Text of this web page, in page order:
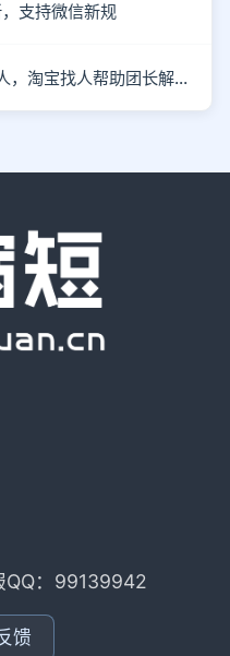
支持微信新规
快团团的运营逻辑：找货与找人，淘宝找人帮助团长解决货源
：99139942
馈